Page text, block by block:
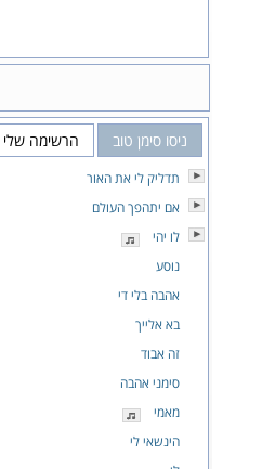
ניסו סימן טוב הרשימה שלי
תדליק לי את האור
אם יתהפך העולם
לו יהי
נוסע
אהבה בלי די
בא אלייך
זה אבוד
סימני אהבה
מאמי
הינשאי לי